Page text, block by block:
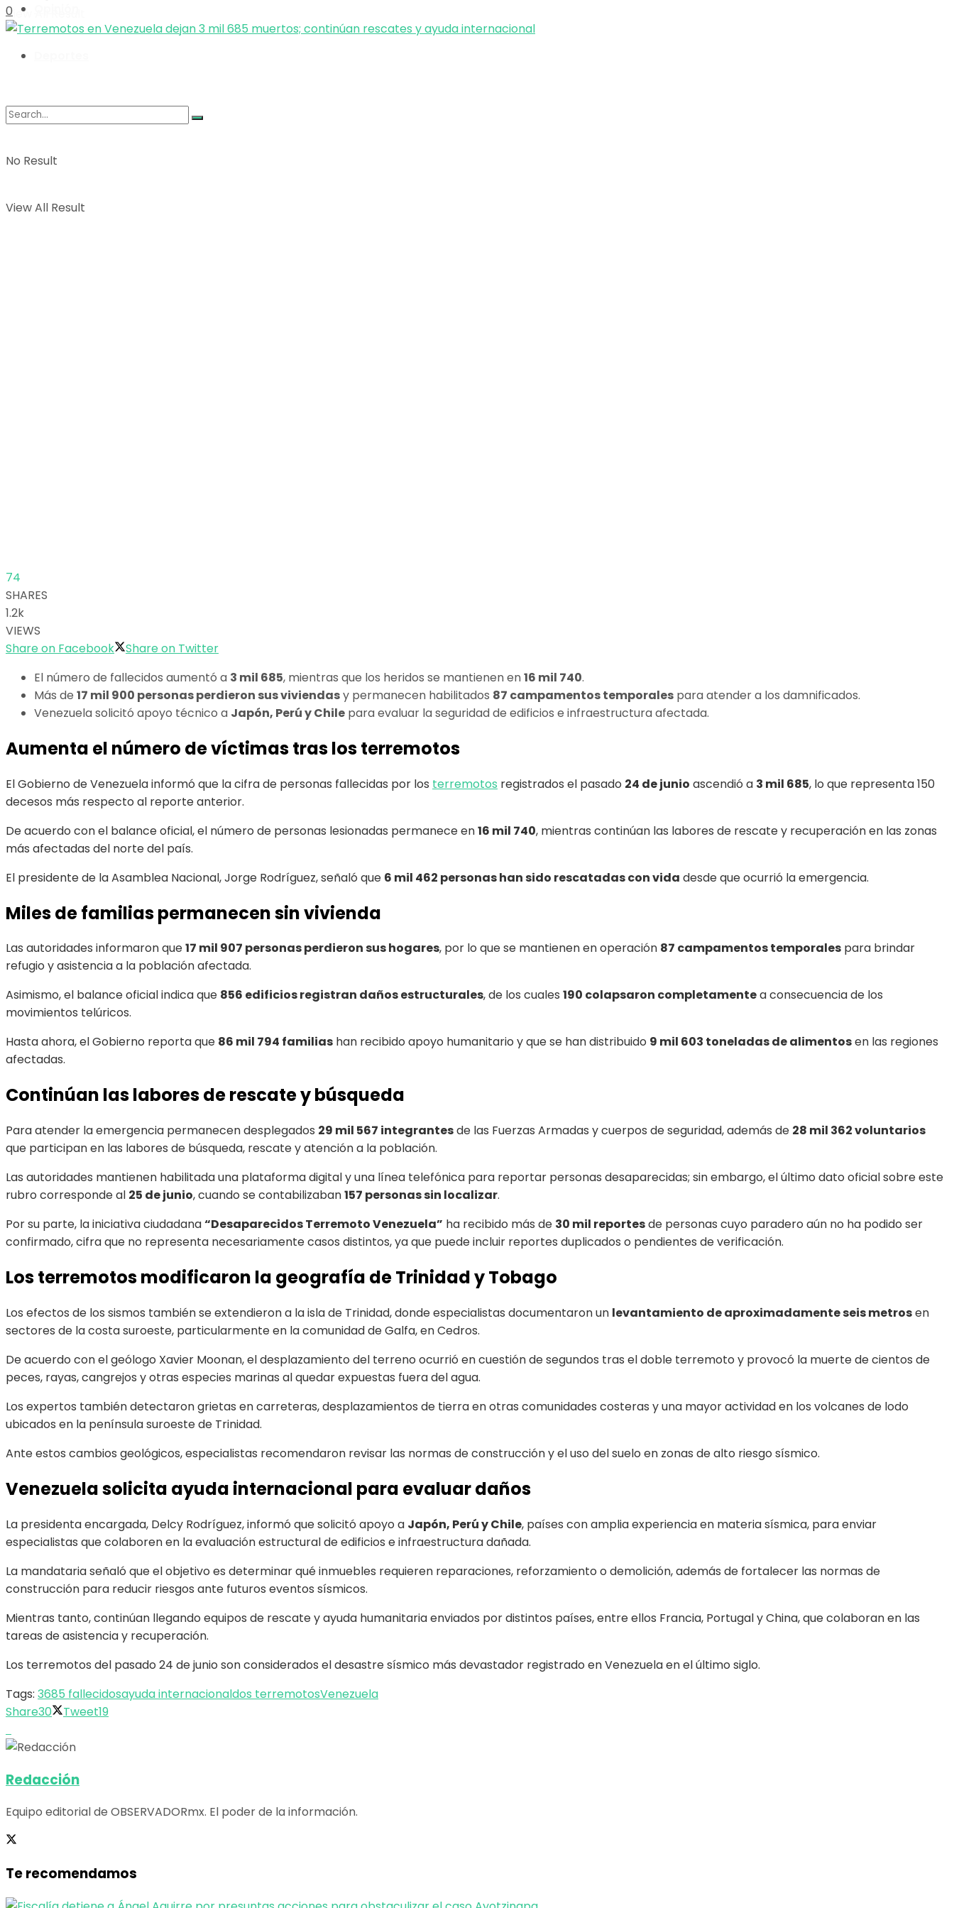
View All Result
No Result
View All Result
0
74
SHARES
1.2k
VIEWS
Share on Facebook
Share on Twitter
El número de fallecidos aumentó a 3 mil 685, mientras que los heridos se mantienen en16 mil 740.
Más de 17 mil 900 personas perdieron sus viviendasy permanecen habilitados 87 campamentos temporales para atender a los damnificados.
Venezuela solicitó apoyo técnico a Japón, Perú y Chile para evaluar la seguridad de edificios e infraestructura afectada.
Aumenta el número de víctimas tras los terremotos
El Gobierno de Venezuela informó que la cifra de personas fallecidas por los terremotos registrados el pasado 24 de junio ascendió a 3 mil 685, lo que representa 150
decesos más respecto al reporte anterior.
De acuerdo con el balance oficial, el número de personas lesionadas permanece en16 mil 740, mientras continúan las labores de rescate y recuperación en las zonas
más afectadas del norte del país.
El presidente de la Asamblea Nacional, Jorge Rodríguez, señaló que 6 mil 462 personas han sido rescatadas con vida desde que ocurrió la emergencia.
Miles de familias permanecen sin vivienda
Las autoridades informaron que17 mil 907 personas perdieron sus hogares, por lo que se mantienen en operación 87 campamentos temporales para brindar
refugio y asistencia a la población afectada.
Asimismo, el balance oficial indica que 856 edificios registran daños estructurales, de los cuales 190 colapsaron completamentea consecuencia de los
movimientos telúricos.
Hasta ahora, el Gobierno reporta que 86 mil 794 familias han recibido apoyo humanitario y que se han distribuido 9 mil 603 toneladas de alimentosen las regiones
afectadas.
Continúan las labores de rescate y búsqueda
Para atender la emergencia permanecen desplegados 29 mil 567 integrantesde las Fuerzas Armadas y cuerpos de seguridad, además de 28 mil 362 voluntarios
que participan en las labores de búsqueda, rescate y atención a la población.
Las autoridades mantienen habilitada una plataforma digital y una línea telefónica para reportar personas desaparecidas; sin embargo, el último dato oficial sobre este
rubro corresponde al 25 de junio, cuando se contabilizaban157 personas sin localizar.
Por su parte, la iniciativa ciudadana“Desaparecidos Terremoto Venezuela” ha recibido más de 30 mil reportesde personas cuyo paradero aún no ha podido ser
confirmado, cifra que no representa necesariamente casos distintos, ya que puede incluir reportes duplicados o pendientes de verificación.
Los terremotos modificaron la geografía de Trinidad y Tobago
Los efectos de los sismos también se extendieron a la isla de Trinidad, donde especialistas documentaron un levantamiento de aproximadamente seis metrosen
sectores de la costa suroeste, particularmente en la comunidad de Galfa, en Cedros.
De acuerdo con el geólogo Xavier Moonan, el desplazamiento del terreno ocurrió en cuestión de segundos tras el doble terremoto y provocó la muerte de cientos de
peces, rayas, cangrejos y otras especies marinas al quedar expuestas fuera del agua.
Los expertos también detectaron grietas en carreteras, desplazamientos de tierra en otras comunidades costeras y una mayor actividad en los volcanes de lodo
ubicados en la península suroeste de Trinidad.
Ante estos cambios geológicos, especialistas recomendaron revisar las normas de construcción y el uso del suelo en zonas de alto riesgo sísmico.
Venezuela solicita ayuda internacional para evaluar daños
La presidenta encargada, Delcy Rodríguez, informó que solicitó apoyo a Japón, Perú y Chile, países con amplia experiencia en materia sísmica, para enviar
especialistas que colaboren en la evaluación estructural de edificios e infraestructura dañada.
La mandataria señaló que el objetivo es determinar qué inmuebles requieren reparaciones, reforzamiento o demolición, además de fortalecer las normas de
construcción para reducir riesgos ante futuros eventos sísmicos.
Mientras tanto, continúan llegando equipos de rescate y ayuda humanitaria enviados por distintos países, entre ellos Francia, Portugal y China, que colaboran en las
tareas de asistencia y recuperación.
Los terremotos del pasado 24 de junio son considerados el desastre sísmico más devastador registrado en Venezuela en el último siglo.
Tags: 3685 fallecidosayuda internacionaldos terremotosVenezuela
Share30 Tweet19
Redacción
Equipo editorial de OBSERVADORmx. El poder de la información.
Te recomendamos